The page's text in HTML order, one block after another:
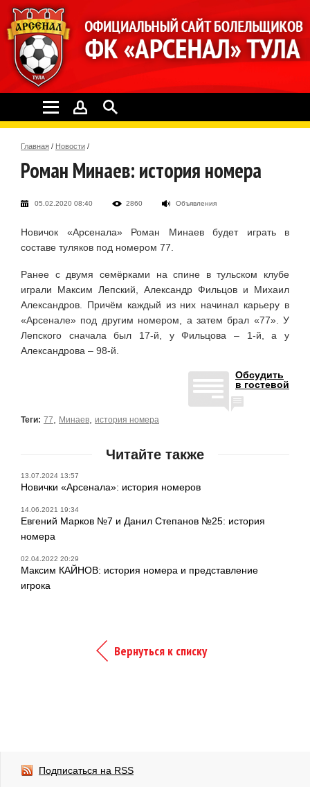
Главная / Новости /
Роман Минаев: история номера
05.02.2020 08:40 2860 Объявления
Новичок «Арсенала» Роман Минаев будет играть в
составе туляков под номером 77.
Ранее с двумя семёрками на спине в тульском клубе
играли Максим Лепский, Александр Фильцов и Михаил
Александров. Причём каждый из них начинал карьеру в
«Арсенале» под другим номером, а затем брал «77». У
Лепского сначала был 17-й, у Фильцова – 1-й, а у
Александрова – 98-й.
Обсудить
в гостевой
Теги: 77 Минаев история номера
Читайте также
13.07.2024 13:57
Новички «Арсенала»: история номеров
14.06.2021 19:34
Евгений Марков №7 и Данил Степанов №25: история
номера
02.04.2022 20:29
Максим КАЙНОВ: история номера и представление
игрока
Вернуться к списку
Подписаться на RSS